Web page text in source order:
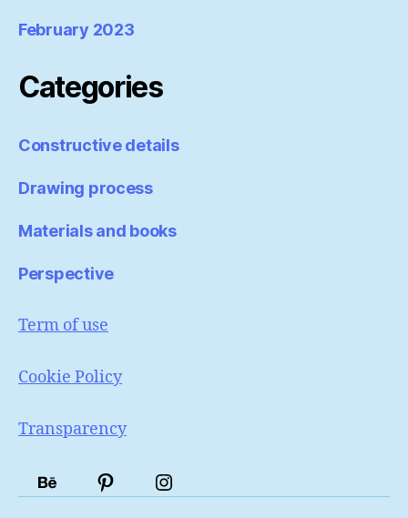
February 2023
Categories
Constructive details
Drawing process
Materials and books
Perspective
Term of use
Cookie Policy
Transparency
PortfólioPinterestInstagram